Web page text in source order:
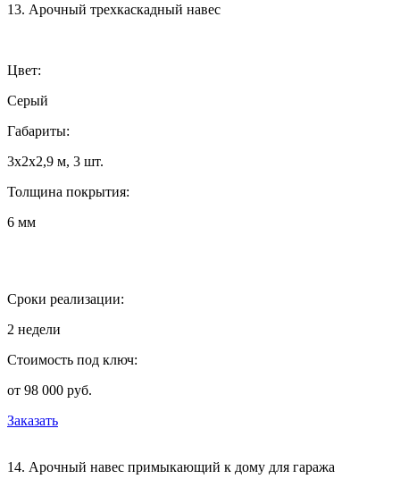
13. Арочный трехкаскадный навес
Цвет:
Серый
Габариты:
3х2х2,9 м, 3 шт.
Толщина покрытия:
6 мм
Сроки реализации:
2 недели
Стоимость под ключ:
от 98 000 руб.
Заказать
14. Арочный навес примыкающий к дому для гаража